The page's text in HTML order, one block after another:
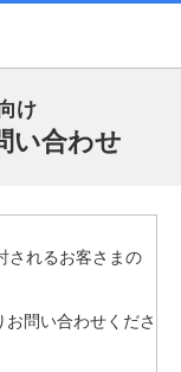
け
い合わせ
されるお客さまの
お問い合わせくださ